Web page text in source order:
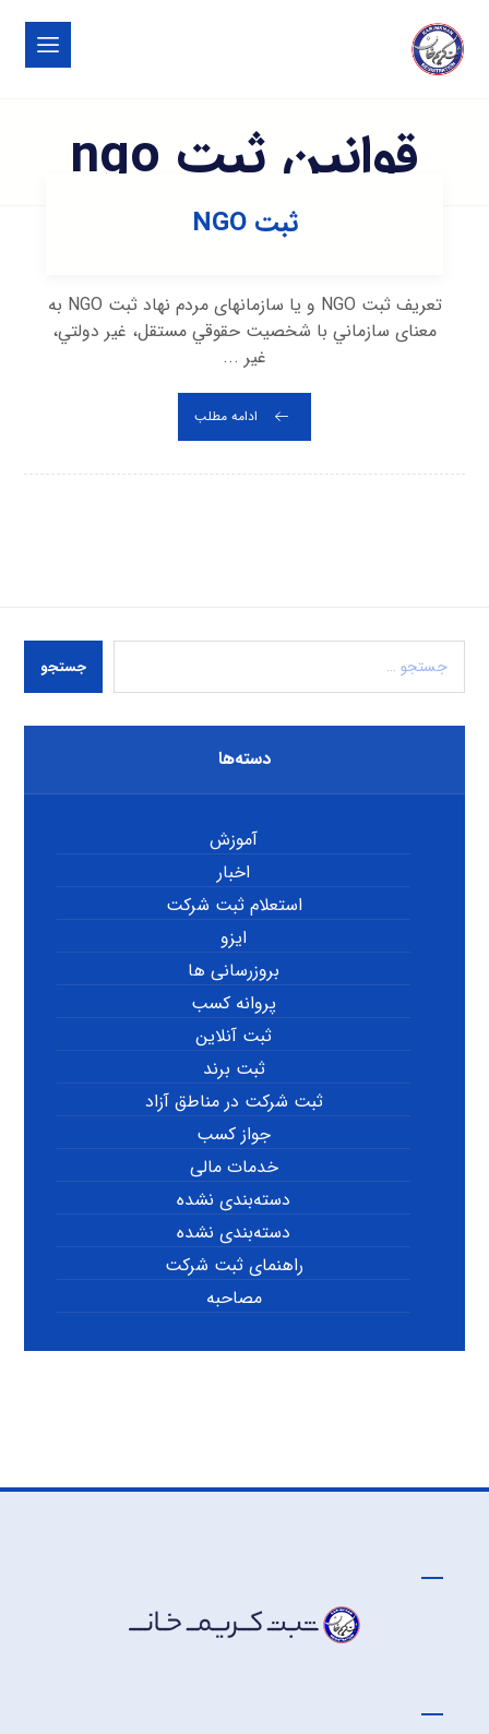
قوانین ثبت ngo
ثبت NGO
تعريف ثبت NGO و یا سازمانهای مردم نهاد ثبت NGO به
معنای سازماني با شخصيت حقوقي مستقل، غير دولتي،
غير ...
ادامه مطلب
جستجو
دسته‌ها
آموزش
اخبار
استعلام ثبت شرکت
ایزو
بروزرسانی ها
پروانه کسب
ثبت آنلاین
ثبت برند
ثبت شرکت در مناطق آزاد
جواز کسب
خدمات مالی
دسته‌بندی نشده
دسته‌بندی نشده
راهنمای ثبت شرکت
مصاحبه